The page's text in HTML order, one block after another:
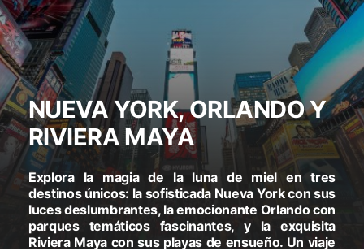
NUEVA YORK, ORLANDO Y
RIVIERA MAYA
Explora la magia de la luna de miel en tres
destinos únicos: la sofisticada Nueva York con sus
luces deslumbrantes, la emocionante Orlando con
parques temáticos fascinantes, y la exquisita
Riviera Maya con sus playas de ensueño. Un viaje